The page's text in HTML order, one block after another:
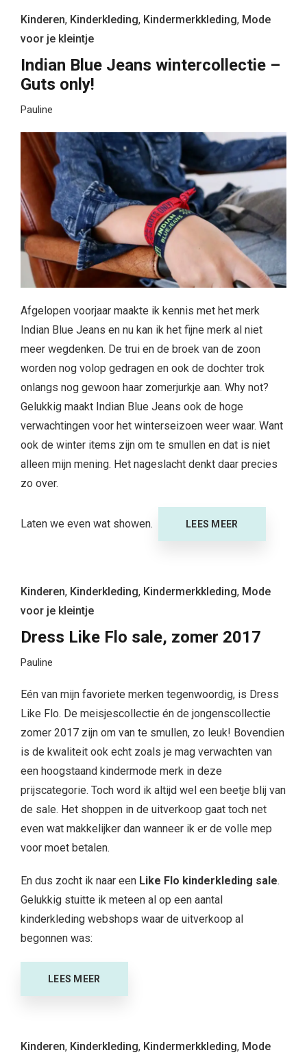
Kinderen, Kinderkleding, Kindermerkkleding, Mode
voor je kleintje
Indian Blue Jeans wintercollectie –
Guts only!
Pauline
Afgelopen voorjaar maakte ik kennis met het merk
Indian Blue Jeans en nu kan ik het fijne merk al niet
meer wegdenken. De trui en de broek van de zoon
worden nog volop gedragen en ook de dochter trok
onlangs nog gewoon haar zomerjurkje aan. Why not?
Gelukkig maakt Indian Blue Jeans ook de hoge
verwachtingen voor het winterseizoen weer waar. Want
ook de winter items zijn om te smullen en dat is niet
alleen mijn mening. Het nageslacht denkt daar precies
zo over.
Laten we even wat showen. LEES MEER
Kinderen, Kinderkleding, Kindermerkkleding, Mode
voor je kleintje
Dress Like Flo sale, zomer 2017
Pauline
Eén van mijn favoriete merken tegenwoordig, is Dress
Like Flo. De meisjescollectie én de jongenscollectie
zomer 2017 zijn om van te smullen, zo leuk! Bovendien
is de kwaliteit ook echt zoals je mag verwachten van
een hoogstaand kindermode merk in deze
prijscategorie. Toch word ik altijd wel een beetje blij van
de sale. Het shoppen in de uitverkoop gaat toch net
even wat makkelijker dan wanneer ik er de volle mep
voor moet betalen.
En dus zocht ik naar een Like Flo kinderkleding sale.
Gelukkig stuitte ik meteen al op een aantal
kinderkleding webshops waar de uitverkoop al
begonnen was:
LEES MEER
Kinderen, Kinderkleding, Kindermerkkleding, Mode